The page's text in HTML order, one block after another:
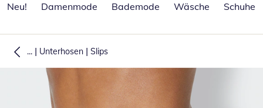
Neu!
Damenmode Bademode Wäsche Schuhe
... | Unterhosen | Slips